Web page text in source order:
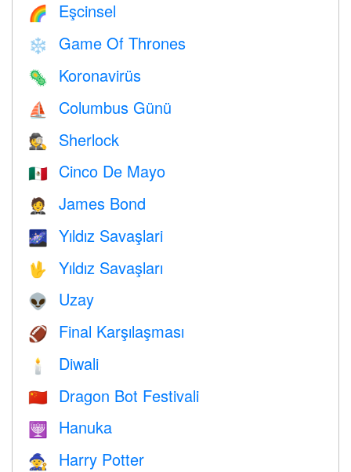
🌈 Eşcinsel
❄️ Game Of Thrones
🦠 Koronavirüs
⛵️ Columbus Günü
🕵️ Sherlock
🇲🇽 Cinco De Mayo
🤵 James Bond
🌌 Yıldız Savaşlari
🖖 Yıldız Savaşları
👽 Uzay
🏈 Final Karşılaşması
🕯 Diwali
🇨🇳 Dragon Bot Festivali
🕎 Hanuka
🧙 Harry Potter